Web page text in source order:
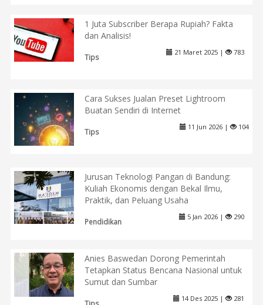
1 Juta Subscriber Berapa Rupiah? Fakta
dan Analisis!
Tips
21 Maret 2025 | 783
Cara Sukses Jualan Preset Lightroom
Buatan Sendiri di Internet
Tips
11 Jun 2026 | 104
Jurusan Teknologi Pangan di Bandung:
Kuliah Ekonomis dengan Bekal Ilmu,
Praktik, dan Peluang Usaha
Pendidikan
5 Jan 2026 | 290
Anies Baswedan Dorong Pemerintah
Tetapkan Status Bencana Nasional untuk
Sumut dan Sumbar
14 Des 2025 | 281